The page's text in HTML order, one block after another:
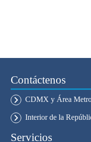
Contáctenos
CDMX y Área
Interior de la
Servicios